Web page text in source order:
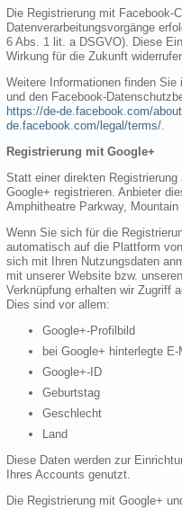
Die Registrierung mit Facebook-
Datenverarbeitungsvorgänge
6 Abs. 1 lit. a DSGVO). Diese
Wirkung für die Zukunft
Weitere Informationen finden Sie
und den Facebook-
https://de-de.facebook.com/
de.facebook.com/legal/terms/.
Registrierung mit Google+
Statt einer direkten
Google+ registrieren. Anbieter
Amphitheatre Parkway,
Wenn Sie sich für die
automatisch auf die Plattform
sich mit Ihren Nutzungsdaten
mit unserer Website bzw.
Verknüpfung erhalten wir Zugriff
Dies sind vor allem:
Google+-Profilbild
bei Google+ hinterlegte
Google+-ID
Geburtstag
Geschlecht
Land
Diese Daten werden zur
Ihres Accounts genutzt.
Die Registrierung mit Google+